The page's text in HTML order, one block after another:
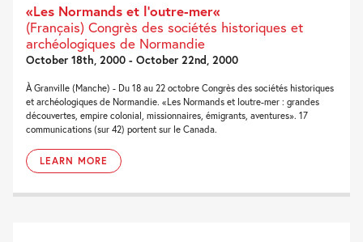
«Les Normands et l’outre-mer«
(Français) Congrès des sociétés historiques et
archéologiques de Normandie
October 18th, 2000 - October 22nd, 2000
À Granville (Manche) - Du 18 au 22 octobre Congrès des sociétés historiques
et archéologiques de Normandie. «Les Normands et loutre-mer : grandes
découvertes, empire colonial, missionnaires, émigrants, aventures». 17
communications (sur 42) portent sur le Canada.
LEARN MORE